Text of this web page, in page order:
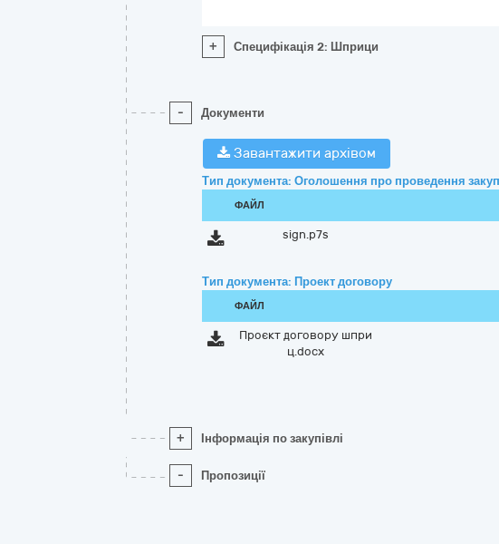
+ Специфікація 2: Шприци
- Документи
Завантажити архівом
Тип документа: Оголошення про проведення
ФАЙЛ
sign.p7s
Тип документа: Проект договору
ФАЙЛ
Проєкт договору шпри
ц.docx
+ Інформація по закупівлі
- Пропозиції